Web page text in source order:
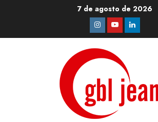
7 de agosto de 2026
Instagram
YoutubeLinkedin